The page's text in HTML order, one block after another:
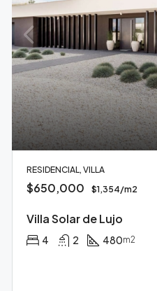
RESIDENCIAL, VILLA
$650,000 $1,354/m2
Villa Solar de Lujo
4 2 480m2